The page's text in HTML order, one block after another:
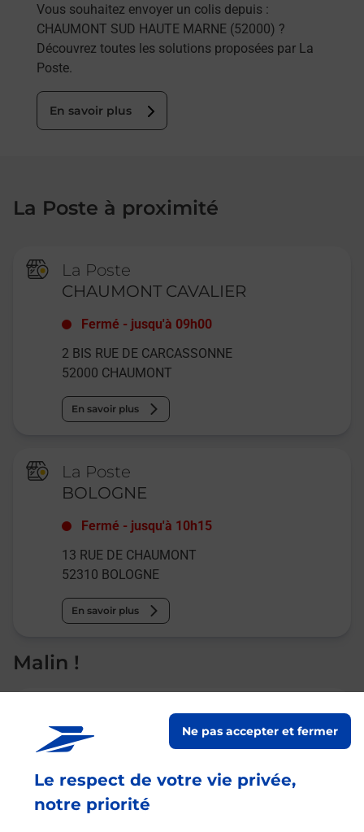
Le respect de votre vie privée,
notre priorité
Ne pas accepter et fermer
Vous souhaitez envoyer un colis depuis :
CHAUMONT SUD HAUTE MARNE (52000) ?
Découvrez toutes les solutions proposées par La
Poste.
En savoir plus
La Poste à proximité
La Poste
CHAUMONT CAVALIER
Fermé - jusqu'à 09h00
2 BIS RUE DE CARCASSONNE
52000 CHAUMONT
En savoir plus
La Poste
BOLOGNE
Fermé - jusqu'à 10h15
13 RUE DE CHAUMONT
52310 BOLOGNE
En savoir plus
Malin !
en ligne
En savoir plus